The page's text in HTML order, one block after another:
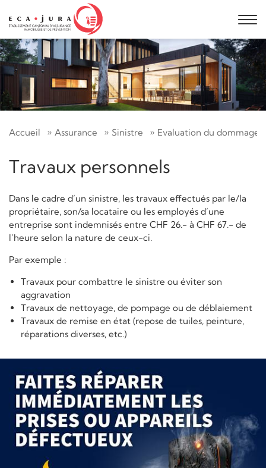
Accueil Assurance Sinistre Evaluation du dommage
Travaux personnels​
Dans le cadre d’un sinistre, les travaux effectués par le/la
propriétaire, son/sa locataire ou les employés d’une
entreprise sont indemnisés entre CHF 26.- à CHF 67.- de
l’heure selon la nature de ceux-ci. ​
Par exemple :
Travaux pour combattre le sinistre ou éviter son
aggravation
Travaux de nettoyage, de pompage ou de déblaiement
Travaux de remise en état (repose de tuiles, peinture,
réparations diverses, etc.)